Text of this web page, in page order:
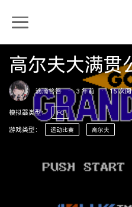
高尔夫大满贯
滴滴答答 · 3 年前 · 15次
模拟器类型： FC
游戏类型 ： 运动比赛 高尔夫